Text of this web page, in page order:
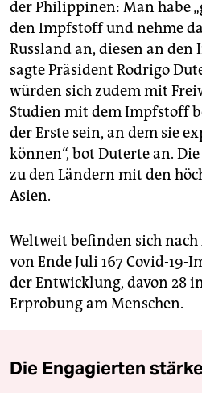
der Philippinen: Man habe
den Impfstoff und nehme
Russland an, diesen an
sagte Präsident Rodrigo
würden sich zudem mit
Studien mit dem Impfstoff
der Erste sein, an dem sie
können“, bot Duterte an.
zu den Ländern mit den
Asien.
Weltweit befinden sich nach
von Ende Juli 167 Covid-
der Entwicklung, davon 28
Erprobung am Menschen.
Die Engagierten